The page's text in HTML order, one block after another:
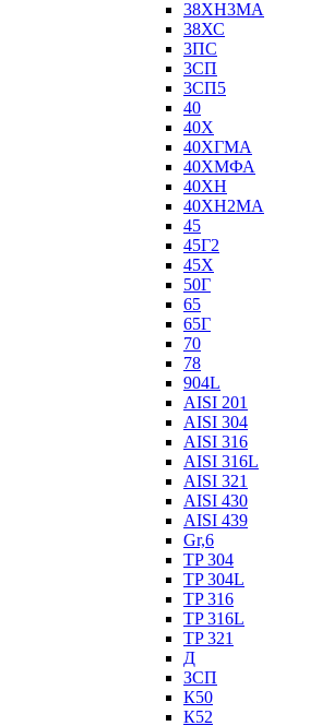
38ХН3МА
38ХС
3ПС
3СП
3СП5
40
40Х
40ХГМА
40ХМФА
40ХН
40ХН2МА
45
45Г2
45Х
50Г
65
65Г
70
78
904L
AISI 201
AISI 304
AISI 316
AISI 316L
AISI 321
AISI 430
AISI 439
Gr,6
TP 304
TP 304L
TP 316
TP 316L
TP 321
Д
ЗСП
К50
К52